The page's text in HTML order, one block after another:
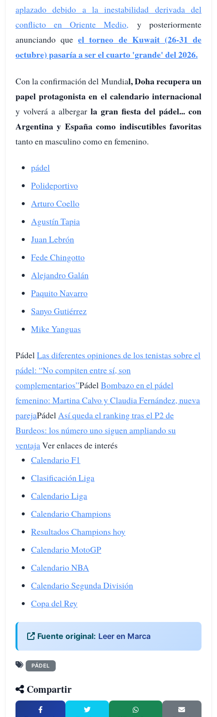
aplazado debido a la inestabilidad derivada del
conflicto en Oriente Medio, y posteriormente
anunciando queel torneo de Kuwait (26-31 de
octubre) pasaría a ser el cuarto 'grande' del 2026.
Con la confirmación del Mundial, Doha recupera un
papel protagonista en el calendario internacional
y volverá a albergar la gran fiesta del pádel... con
Argentina y España como indiscutibles favoritas
tanto en masculino como en femenino.
pádel
Polideportivo
Arturo Coello
Agustín Tapia
Juan Lebrón
Fede Chingotto
Alejandro Galán
Paquito Navarro
Sanyo Gutiérrez
Mike Yanguas
PádelLas diferentes opiniones de los tenistas sobre el
pádel: “No compiten entre sí, son
complementarios”PádelBombazo en el pádel
femenino: Martina Calvo y Claudia Fernández, nueva
parejaPádelAsí queda el ranking tras el P2 de
Burdeos: los número uno siguen ampliando su
ventajaVer enlaces de interés
Calendario F1
Clasificación Liga
Calendario Liga
Calendario Champions
Resultados Champions hoy
Calendario MotoGP
Calendario NBA
Calendario Segunda División
Copa del Rey
Fuente original: Leer en Marca
PÁDEL
Compartir